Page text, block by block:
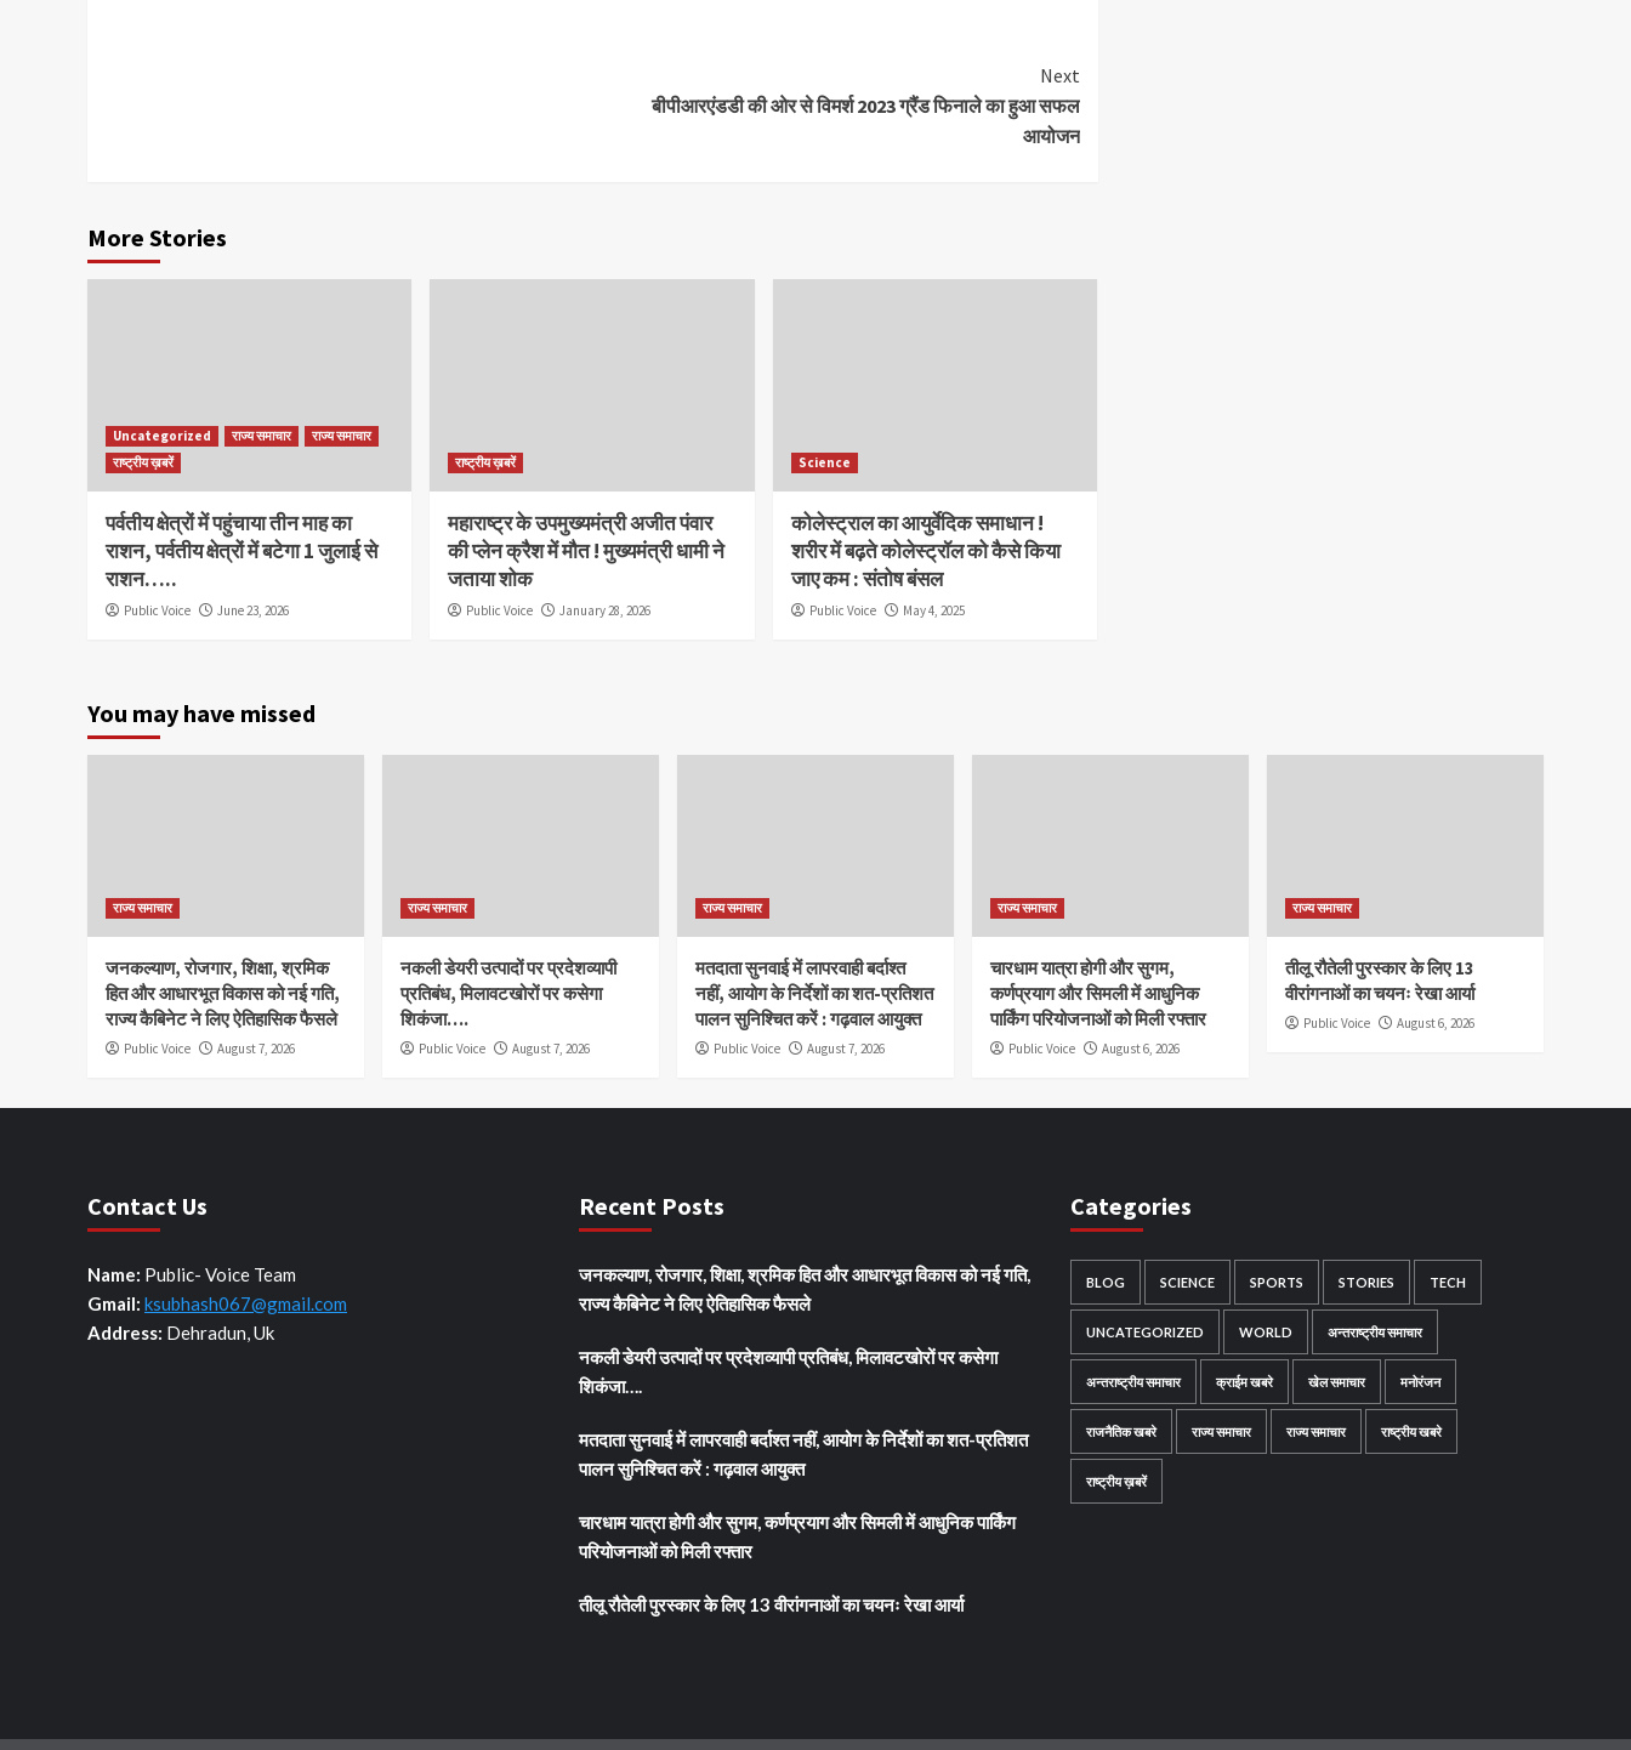
Next
बीपीआरएंडडी की ओर से विमर्श 2023 ग्रैंड फिनाले का हुआ सफल
आयोजन
More Stories
Uncategorized राज्य समाचार
राज्य समाचार
राष्ट्रीय ख़बरें
पर्वतीय क्षेत्रों में पहुंचाया तीन माह का
राशन, पर्वतीय क्षेत्रों में बटेगा 1 जुलाई से
राशन…..
Public Voice June 23, 2026
राष्ट्रीय ख़बरें
महाराष्ट्र के उपमुख्यमंत्री अजीत पंवार
की प्लेन क्रैश में मौत ! मुख्यमंत्री धामी ने
जताया शोक
Public Voice January 28, 2026
Science
कोलेस्ट्राल का आयुर्वेदिक समाधान !
शरीर में बढ़ते कोलेस्ट्रॉल को कैसे किया
जाए कम : संतोष बंसल
Public Voice May 4, 2025
You may have missed
राज्य समाचार
जनकल्याण, रोजगार, शिक्षा, श्रमिक
हित और आधारभूत विकास को नई गति,
राज्य कैबिनेट ने लिए ऐतिहासिक फैसले
Public Voice August 7, 2026
राज्य समाचार
नकली डेयरी उत्पादों पर प्रदेशव्यापी
प्रतिबंध, मिलावटखोरों पर कसेगा
शिकंजा….
Public Voice August 7, 2026
राज्य समाचार
मतदाता सुनवाई में लापरवाही बर्दाश्त
नहीं, आयोग के निर्देशों का शत-प्रतिशत
पालन सुनिश्चित करें : गढ़वाल आयुक्त
Public Voice August 7, 2026
राज्य समाचार
चारधाम यात्रा होगी और सुगम,
कर्णप्रयाग और सिमली में आधुनिक
पार्किंग परियोजनाओं को मिली रफ्तार
Public Voice August 6, 2026
राज्य समाचार
तीलू रौतेली पुरस्कार के लिए 13
वीरांगनाओं का चयनः रेखा आर्या
Public Voice August 6, 2026
Contact Us
Name: Public- Voice Team
Gmail: ksubhash067@gmail.com
Address: Dehradun, Uk
Recent Posts
जनकल्याण, रोजगार, शिक्षा, श्रमिक हित और आधारभूत विकास को नई गति,
राज्य कैबिनेट ने लिए ऐतिहासिक फैसले
नकली डेयरी उत्पादों पर प्रदेशव्यापी प्रतिबंध, मिलावटखोरों पर कसेगा
शिकंजा….
मतदाता सुनवाई में लापरवाही बर्दाश्त नहीं, आयोग के निर्देशों का शत-प्रतिशत
पालन सुनिश्चित करें : गढ़वाल आयुक्त
चारधाम यात्रा होगी और सुगम, कर्णप्रयाग और सिमली में आधुनिक पार्किंग
परियोजनाओं को मिली रफ्तार
तीलू रौतेली पुरस्कार के लिए 13 वीरांगनाओं का चयनः रेखा आर्या
Categories
BLOG SCIENCE SPORTS STORIES TECH
UNCATEGORIZED WORLD अन्तराष्ट्रीय समाचार
अन्तराष्ट्रीय समाचार क्राईम खबरे खेल समाचार मनोरंजन
राजनैतिक खबरे राज्य समाचार राज्य समाचार राष्ट्रीय खबरे
राष्ट्रीय ख़बरें